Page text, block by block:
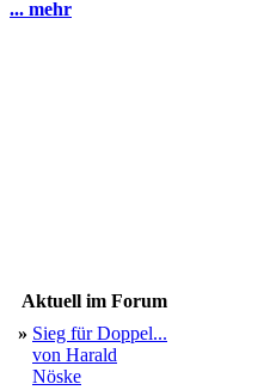
... mehr
Aktuell im Forum
» Sieg für Doppel...
von Harald
Nöske